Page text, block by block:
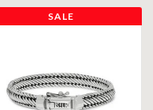
SALE